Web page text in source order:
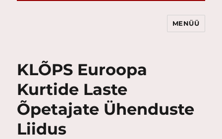
MENÜÜ
KLÕPS Euroopa
Kurtide Laste
Õpetajate Ühenduste
Liidus